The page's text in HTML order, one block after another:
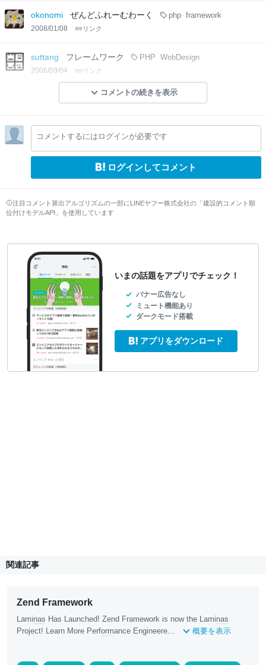
okonomi ぜんどふれーむわーく php framework
2008/01/08 リンク
suttang フレームワーク PHP WebDesign
2006/09/04 リンク
コメントの続きを表示
コメントするにはログインが必要です
ログインしてコメント
注目コメント算出アルゴリズムの一部にLINEヤフー株式会社の「建設的コメント順
位付けモデルAPI」を使用しています
いまの話題をアプリでチェック！
バナー広告なし
ミュート機能あり
ダークモード搭載
アプリをダウンロード
関連記事
Zend Framework
Laminas Has Launched! Zend Framework is now the Laminas
Project! Learn More Performance Engineere... 概要を表示